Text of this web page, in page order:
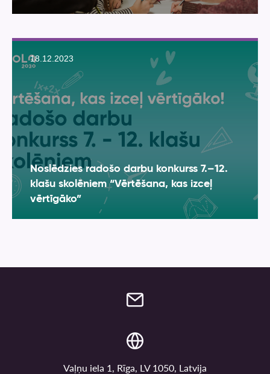
18.12.2023
Noslēdzies radošo darbu konkurss 7.–12.
klašu skolēniem “Vērtēšana, kas izceļ
vērtīgāko”
Vaļņu iela 1, Rīga, LV 1050, Latvija